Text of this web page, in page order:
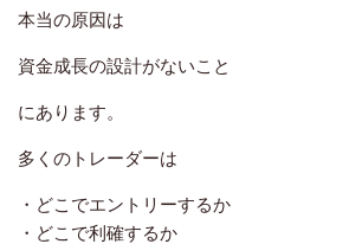
本当の原因は
資金成長の設計がないこと
にあります。
多くのトレーダーは
・どこでエントリーするか
・どこで利確するか